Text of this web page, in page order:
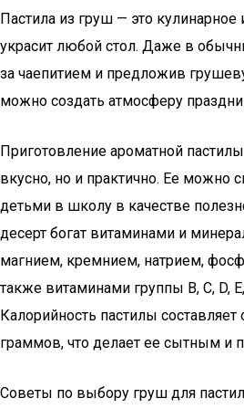
Пастила из груш — это кулинарное
украсит любой стол. Даже в
за чаепитием и предложив
можно создать атмосферу
Приготовление ароматной
вкусно, но и практично. Ее можно
детьми в школу в качестве
десерт богат витаминами и
магнием, кремнием, натрием,
также витаминами группы В, С, D, E,
Калорийность пастилы
граммов, что делает ее сытным и
Советы по выбору груш для